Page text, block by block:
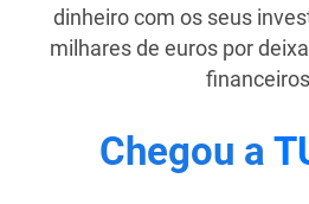
dinheiro com os seus
milhares de euros por
Chegou a